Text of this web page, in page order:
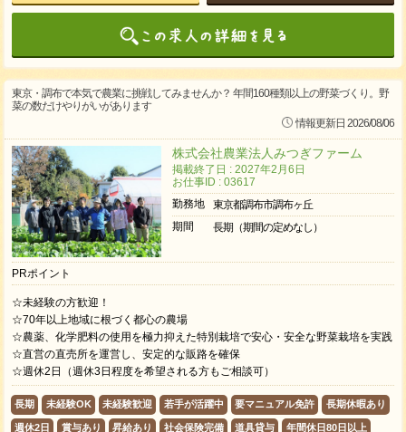
東京・調布で本気で農業に挑戦してみませんか？ 年間160種類以上の野菜づくり。野
菜の数だけやりがいがあります
情報更新日 2026/08/06
株式会社農業法人みつぎファーム
掲載終了日 : 2027年2月6日
お仕事ID : 03617
勤務地
東京都調布市調布ヶ丘
期間
長期（期間の定めなし）
PRポイント
☆未経験の方歓迎！
☆70年以上地域に根づく都心の農場
☆農薬、化学肥料の使用を極力抑えた特別栽培で安心・安全な野菜栽培を実践
☆直営の直売所を運営し、安定的な販路を確保
☆週休2日（週休3日程度を希望される方もご相談可）
長期 未経験OK 未経験歓迎 若手が活躍中 要マニュアル免許 長期休暇あり
週休2日 賞与あり 昇給あり 社会保険完備 道具貸与 年間休日80日以上